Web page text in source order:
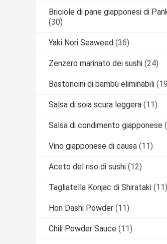
Briciole di pane giapponesi di
(30)
Yaki Nori Seaweed (36)
Zenzero marinato dei sushi (24)
Bastoncini di bambù eliminabili
Salsa di soia scura leggera (11)
Salsa di condimento giapponese
Vino giapponese di causa (11)
Aceto del riso di sushi (12)
Tagliatella Konjac di Shirataki (11)
Hon Dashi Powder (11)
Chili Powder Sauce (11)